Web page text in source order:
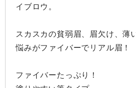
イブロウ。
スカスカの貧弱眉、眉欠け、薄
悩みがファイバーでリアル眉！
ファイバーたっぷり！